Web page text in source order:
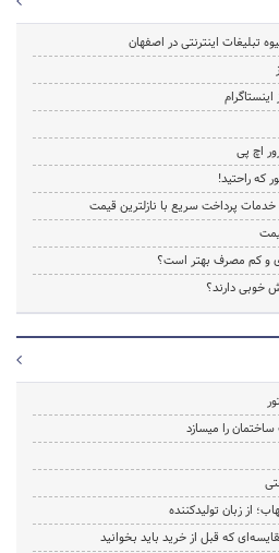
تبلیغات اینترنتی در اصفهان
که راحتید!
پرداخت سریع با نازلترین قیمت
و کم مصرف بهتر است؟
خوبی دارند؟
را میسازد
از زبان تولیدکننده
که قبل از خرید باید بخوانید